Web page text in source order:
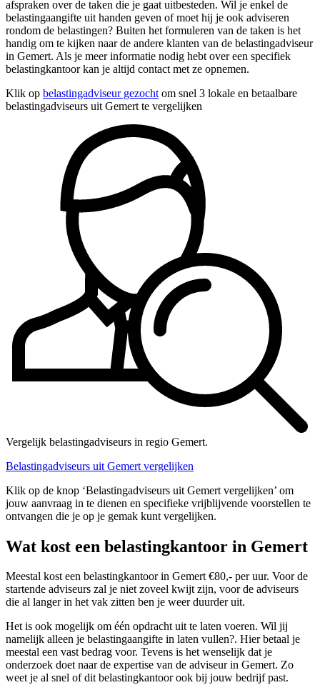
afspraken over de taken die je gaat uitbesteden. Wil je enkel de
belastingaangifte uit handen geven of moet hij je ook adviseren
rondom de belastingen? Buiten het formuleren van de taken is het
handig om te kijken naar de andere klanten van de belastingadviseur
in Gemert. Als je meer informatie nodig hebt over een specifiek
belastingkantoor kan je altijd contact met ze opnemen.
Klik op belastingadviseur gezocht om snel 3 lokale en betaalbare
belastingadviseurs uit Gemert te vergelijken
Vergelijk belastingadviseurs in regio Gemert.
Belastingadviseurs uit Gemert vergelijken
Klik op de knop ‘Belastingadviseurs uit Gemert vergelijken’ om
jouw aanvraag in te dienen en specifieke vrijblijvende voorstellen te
ontvangen die je op je gemak kunt vergelijken.
Wat kost een belastingkantoor in Gemert
Meestal kost een belastingkantoor in Gemert €80,- per uur. Voor de
startende adviseurs zal je niet zoveel kwijt zijn, voor de adviseurs
die al langer in het vak zitten ben je weer duurder uit.
Het is ook mogelijk om één opdracht uit te laten voeren. Wil jij
namelijk alleen je belastingaangifte in laten vullen?. Hier betaal je
meestal een vast bedrag voor. Tevens is het wenselijk dat je
onderzoek doet naar de expertise van de adviseur in Gemert. Zo
weet je al snel of dit belastingkantoor ook bij jouw bedrijf past.